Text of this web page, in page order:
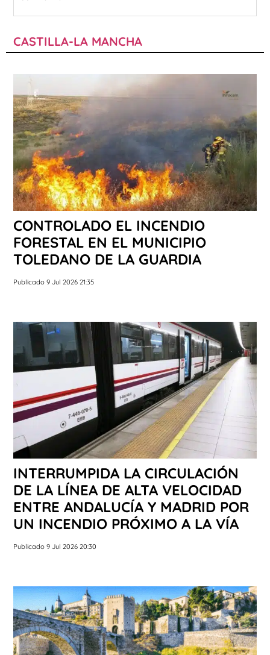
CASTILLA-LA MANCHA
CONTROLADO EL INCENDIO
FORESTAL EN EL MUNICIPIO
TOLEDANO DE LA GUARDIA
Publicado 9 Jul 2026 21:35
INTERRUMPIDA LA CIRCULACIÓN
DE LA LÍNEA DE ALTA VELOCIDAD
ENTRE ANDALUCÍA Y MADRID POR
UN INCENDIO PRÓXIMO A LA VÍA
Publicado 9 Jul 2026 20:30